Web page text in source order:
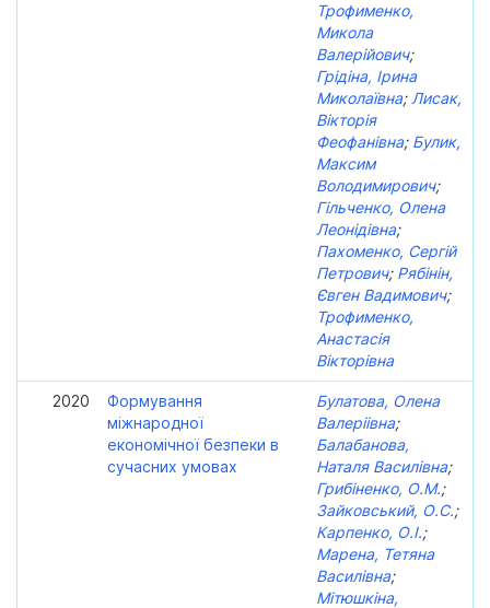
Трофименко,
Микола
Валерійович;
Грідіна, Ірина
Миколаївна; Лисак,
Вікторія
Феофанівна; Булик,
Максим
Володимирович;
Гільченко, Олена
Леонідівна;
Пахоменко, Сергій
Петрович; Рябінін,
Євген Вадимович;
Трофименко,
Анастасія
Вікторівна
2020
Формування
міжнародної
економічної безпеки в
сучасних умовах
Булатова, Олена
Валеріівна;
Балабанова,
Наталя Василівна;
Грибіненко, О.М.;
Зайковський, О.С.;
Карпенко, О.І.;
Марена, Тетяна
Василівна;
Мітюшкіна,